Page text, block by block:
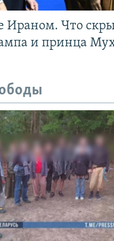
Ираном. Что
и принца